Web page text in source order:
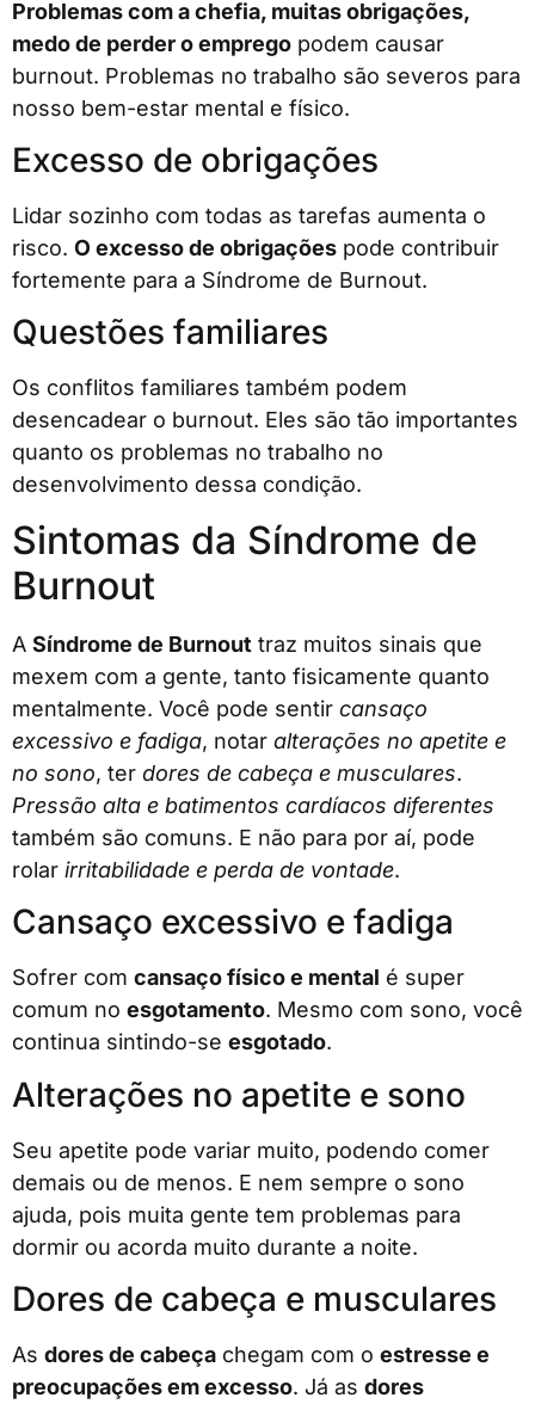
Problemas com a chefia, muitas obrigações,
medo de perder o emprego podem causar
burnout. Problemas no trabalho são severos para
nosso bem-estar mental e físico.
Excesso de obrigações
Lidar sozinho com todas as tarefas aumenta o
risco. O excesso de obrigações pode contribuir
fortemente para a Síndrome de Burnout.
Questões familiares
Os conflitos familiares também podem
desencadear o burnout. Eles são tão importantes
quanto os problemas no trabalho no
desenvolvimento dessa condição.
Sintomas da Síndrome de
Burnout
A Síndrome de Burnout traz muitos sinais que
mexem com a gente, tanto fisicamente quanto
mentalmente. Você pode sentir cansaço
excessivo e fadiga, notar alterações no apetite e
no sono, ter dores de cabeça e musculares.
Pressão alta e batimentos cardíacos diferentes
também são comuns. E não para por aí, pode
rolar irritabilidade e perda de vontade.
Cansaço excessivo e fadiga
Sofrer com cansaço físico e mental é super
comum no esgotamento. Mesmo com sono, você
continua sintindo-se esgotado.
Alterações no apetite e sono
Seu apetite pode variar muito, podendo comer
demais ou de menos. E nem sempre o sono
ajuda, pois muita gente tem problemas para
dormir ou acorda muito durante a noite.
Dores de cabeça e musculares
As dores de cabeça chegam com o estresse e
preocupações em excesso. Já as dores